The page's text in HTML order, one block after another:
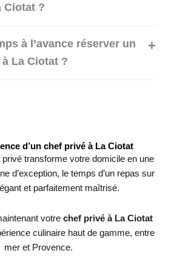
Ciotat ?
à l’avance réserver un
La Ciotat ?
d’un chef privé à La Ciotat
transforme votre domicile en une
d’exception, le temps d’un repas sur
et parfaitement maîtrisé.
votre chef privé à La Ciotat
culinaire haut de gamme, entre
mer et Provence.